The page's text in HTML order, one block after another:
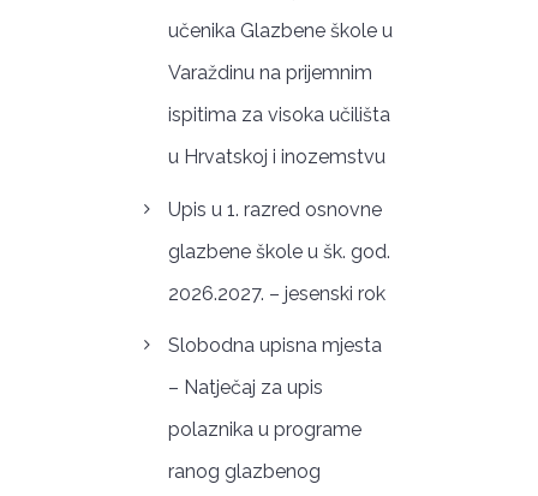
učenika Glazbene škole u
Varaždinu na prijemnim
ispitima za visoka učilišta
u Hrvatskoj i inozemstvu
Upis u 1. razred osnovne
glazbene škole u šk. god.
2026.2027. – jesenski rok
Slobodna upisna mjesta
– Natječaj za upis
polaznika u programe
ranog glazbenog